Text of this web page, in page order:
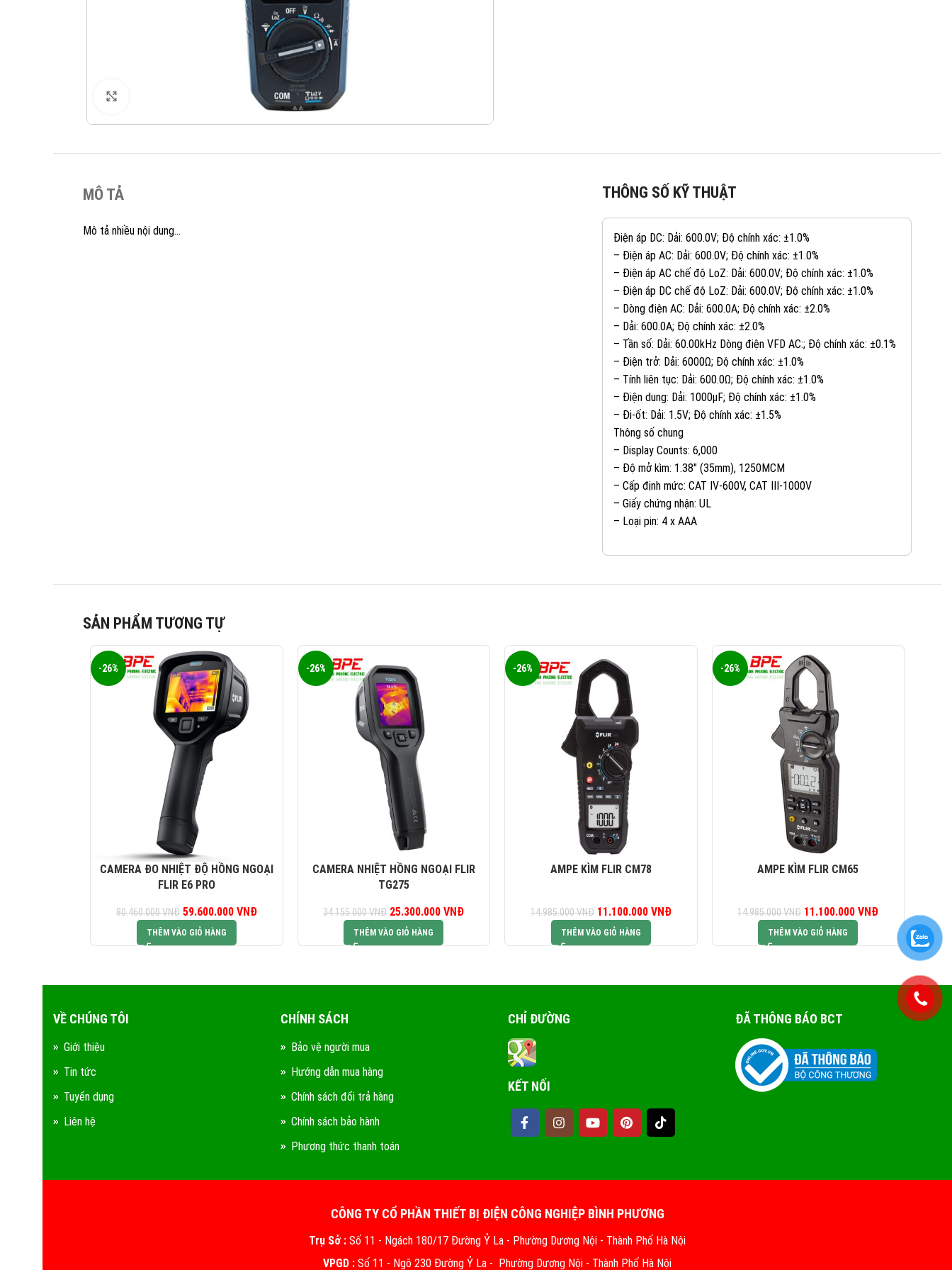
MÔ TẢ
Mô tả nhiều nội dung…
THÔNG SỐ KỸ THUẬT
Điện áp DC: Dải: 600.0V; Độ chính xác: ±1.0%
– Điện áp AC: Dải: 600.0V; Độ chính xác: ±1.0%
– Điện áp AC chế độ LoZ: Dải: 600.0V; Độ chính xác: ±1.0%
– Điện áp DC chế độ LoZ: Dải: 600.0V; Độ chính xác: ±1.0%
– Dòng điện AC: Dải: 600.0A; Độ chính xác: ±2.0%
– Dải: 600.0A; Độ chính xác: ±2.0%
– Tần số: Dải: 60.00kHz Dòng điện VFD AC:; Độ chính xác: ±0.1%
– Điện trở: Dải: 6000Ω; Độ chính xác: ±1.0%
– Tính liên tục: Dải: 600.0Ω; Độ chính xác: ±1.0%
– Điện dung: Dải: 1000μF; Độ chính xác: ±1.0%
– Đi-ốt: Dải: 1.5V; Độ chính xác: ±1.5%
Thông số chung
– Display Counts: 6,000
– Độ mở kìm: 1.38″ (35mm), 1250MCM
– Cấp định mức: CAT IV-600V, CAT III-1000V
– Giấy chứng nhận: UL
– Loại pin: 4 x AAA
SẢN PHẨM TƯƠNG TỰ
-26%
CAMERA ĐO NHIỆT ĐỘ HỒNG NGOẠI
FLIR E6 PRO
80.460.000VNĐ
Giá gốc là:
80.460.000 VNĐ.
59.600.000 VNĐ
Giá hiện tại là:
THÊM VÀO GIỎ HÀNG
-26%
CAMERA NHIỆT HỒNG NGOẠI FLIR
TG275
34.155.000VNĐ
Giá gốc là:
34.155.000 VNĐ.
25.300.000VNĐ
Giá hiện tại là:
THÊM VÀO GIỎ HÀNG
-26%
AMPE KÌM FLIR CM78
14.985.000VNĐ
Giá gốc là:
14.985.000 VNĐ.
11.100.000 VNĐ
Giá hiện tại là:
THÊM VÀO GIỎ HÀNG
-26%
AMPE KÌM FLIR CM65
14.985.000VNĐ
Giá gốc là:
14.985.000 VNĐ.
11.100.000VNĐ
11.100.000
THÊM VÀO GIỎ HÀNG
VỀ CHÚNG TÔI
Giới thiệu
Tin tức
Tuyển dụng
Liên hệ
CHÍNH SÁCH
Bảo vệ người mua
Hướng dẫn mua hàng
Chính sách đổi trả hàng
Chính sách bảo hành
Phương thức thanh toán
CHỈ ĐƯỜNG
KẾT NỐI
ĐÃ THÔNG BÁO BCT
CÔNG TY CỔ PHẦN THIẾT BỊ ĐIỆN CÔNG NGHIỆP BÌNH PHƯƠNG
Trụ Sở : Số 11 - Ngách 180/17 Đường Ỷ La - Phường Dương Nội - Thành Phố Hà Nội
VPGD : Số 11 - Ngõ 230 Đường Ỷ La - Phường Dương Nội - Thành Phố Hà Nội
KINH DOANH 1:
KINH DOANH 2:
KINH DOANH 3:
KINH DOANH 4: